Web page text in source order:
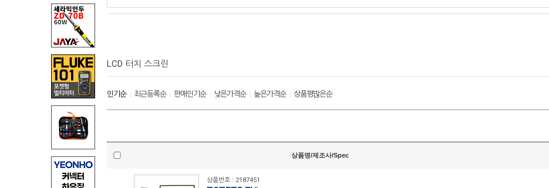
LCD 터치 스크린
인기순| 최근등록순| 판매인기순| 낮은가격순| 높은가격순| 상품평많은순
상품명/제조사/Spec
상품번호 : 2187451